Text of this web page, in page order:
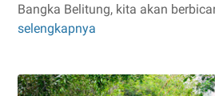
Bangka Belitung, kita akan
selengkapnya
Rumah
Rumah